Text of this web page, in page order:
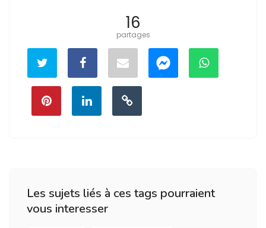
16
partages
Les sujets liés à ces tags pourraient
vous interesser